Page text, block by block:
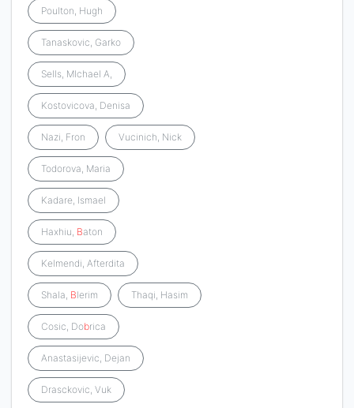
Poulton, Hugh
Tanaskovic, Garko
Sells, MIchael A,
Kostovicova, Denisa
Nazi, Fron Vucinich, Nick
Todorova, Maria
Kadare, Ismael
Haxhiu, Baton
Kelmendi, Afterdita
Shala, Blerim Thaqi, Hasim
Cosic, Dobrica
Anastasijevic, Dejan
Drasckovic, Vuk